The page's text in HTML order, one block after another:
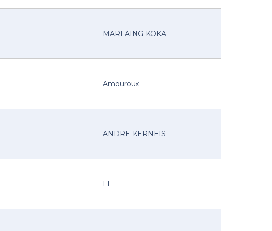
MARFAING-KOKA
Amouroux
ANDRE-KERNEIS
LI